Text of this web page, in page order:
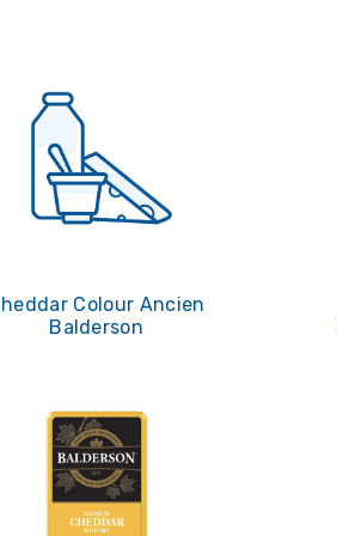
Colour Ancien
Balderson